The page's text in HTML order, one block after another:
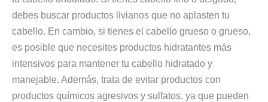
debes buscar productos livianos que no aplasten tu
cabello. En cambio, si tienes el cabello grueso o grueso,
es posible que necesites productos hidratantes más
intensivos para mantener tu cabello hidratado y
manejable. Además, trata de evitar productos con
productos químicos agresivos y sulfatos, ya que pueden